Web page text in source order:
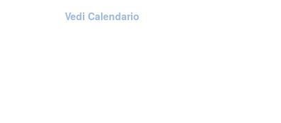
Vedi Calendario